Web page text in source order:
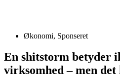
Økonomi, Sponseret
En shitstorm betyder
virksomhed – men